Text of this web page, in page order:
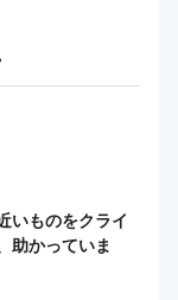
いものをクライ
助かっていま